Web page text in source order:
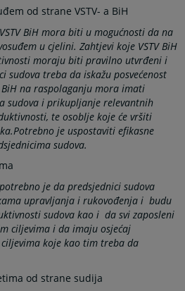
od strane VSTV- a BiH
BiH mora biti u mogućnosti da na
u cjelini. Zahtjevi koje VSTV BiH
moraju biti pravilno utvrđeni i
sudova treba da iskažu posvećenost
BiH na raspolaganju mora imati
sudova i prikupljanje relevantnih
te osoblje koje će vršiti
je uspostaviti efikasne
sudova.
je da predsjednici sudova
upravljanja i rukovođenja i budu
sudova kao i da svi zaposleni
ciljevima i da imaju osjećaj
koje kao tim treba da
od strane sudija